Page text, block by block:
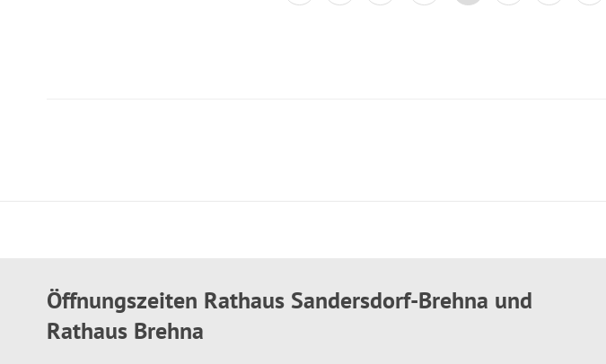
Öffnungszeiten Rathaus Sandersdorf-Brehna und
Rathaus Brehna